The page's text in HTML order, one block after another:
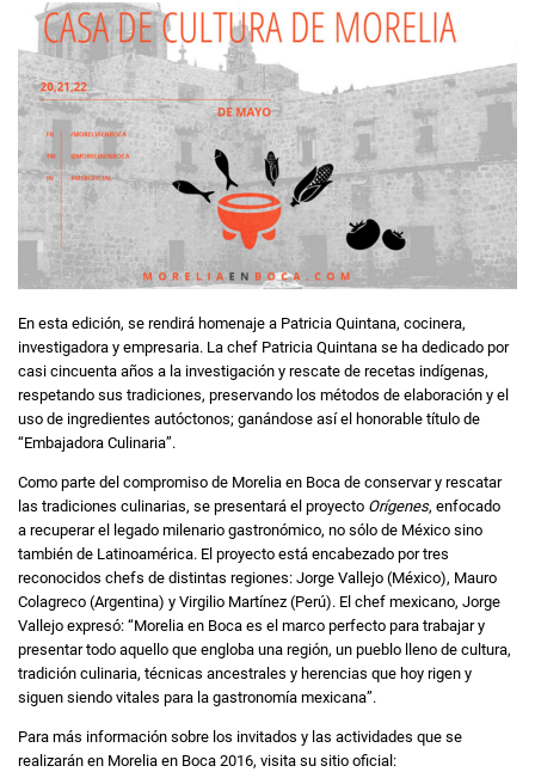
En esta edición, se rendirá homenaje a Patricia Quintana, cocinera,
investigadora y empresaria. La chef Patricia Quintana se ha dedicado por
casi cincuenta años a la investigación y rescate de recetas indígenas,
respetando sus tradiciones, preservando los métodos de elaboración y el
uso de ingredientes autóctonos; ganándose así el honorable título de
“Embajadora Culinaria”.
Como parte del compromiso de Morelia en Boca de conservar y rescatar
las tradiciones culinarias, se presentará el proyecto Orígenes, enfocado
a recuperar el legado milenario gastronómico, no sólo de México sino
también de Latinoamérica. El proyecto está encabezado por tres
reconocidos chefs de distintas regiones: Jorge Vallejo (México), Mauro
Colagreco (Argentina) y Virgilio Martínez (Perú). El chef mexicano, Jorge
Vallejo expresó: “Morelia en Boca es el marco perfecto para trabajar y
presentar todo aquello que engloba una región, un pueblo lleno de cultura,
tradición culinaria, técnicas ancestrales y herencias que hoy rigen y
siguen siendo vitales para la gastronomía mexicana”.
Para más información sobre los invitados y las actividades que se
realizarán en Morelia en Boca 2016, visita su sitio oficial: